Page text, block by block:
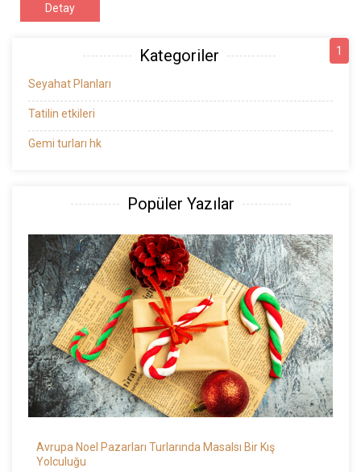
Detay
1
Kategoriler
Seyahat Planları
Tatilin etkileri
Gemi turları hk
Popüler Yazılar
Avrupa Noel Pazarları Turlarında Masalsı Bir Kış
Yolculuğu